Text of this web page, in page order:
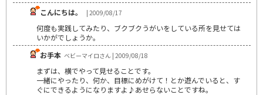
こんにちは。
| 2009/08/17
何度も実践してみたり、ブクブクうがいをしている所を見せては
いかがでしょうか。
お手本 ベビーマイロさん | 2009/08/18
まずは、横でやって見せることです。
一緒にやったり、何か、目標にめがけて！とか遊んでいると、す
ぐにできるようになりますよ♪あせらないことですね。